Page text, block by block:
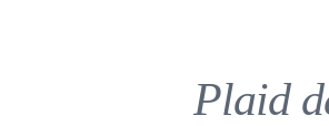
Plaid